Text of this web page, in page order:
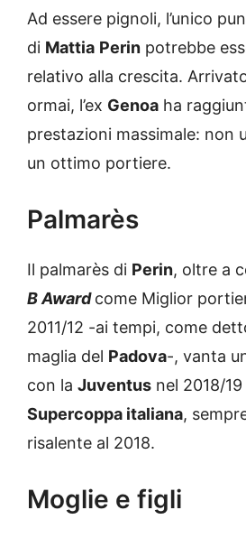
Ad essere pignoli, l’unico
di Mattia Perin potrebbe
relativo alla crescita.
ormai, l’ex Genoa ha
prestazioni massimale: non
un ottimo portiere.
Palmarès
Il palmarès di Perin, oltre a
B Awardcome Miglior
2011/12 -ai tempi, come
maglia del Padova-, vanta
con la Juventus nel 2018/
Supercoppa italiana,
risalente al 2018.
Moglie e figli